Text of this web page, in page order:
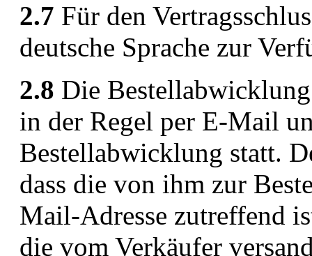
2.7 Für den
deutsche Sprache zur
2.8 Die
in der Regel per E-Mail
Bestellabwicklung statt.
dass die von ihm zur
Mail-Adresse zutreffend
die vom Verkäufer